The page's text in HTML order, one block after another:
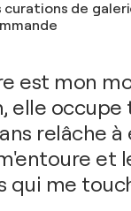
curations de
est mon
elle occupe
relâche
et
qui me